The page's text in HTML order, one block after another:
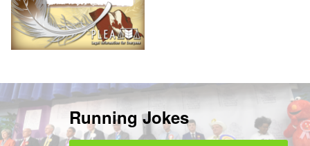
Running Jokes